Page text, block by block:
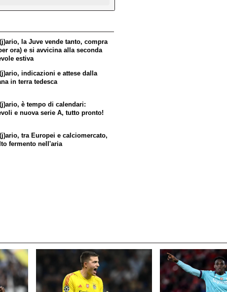
la Juve vende tanto, compra
ora) e si avvicina alla seconda
estiva
indicazioni e attese dalla
in terra tedesca
è tempo di calendari:
e nuova serie A, tutto pronto!
tra Europei e calciomercato,
fermento nell'aria